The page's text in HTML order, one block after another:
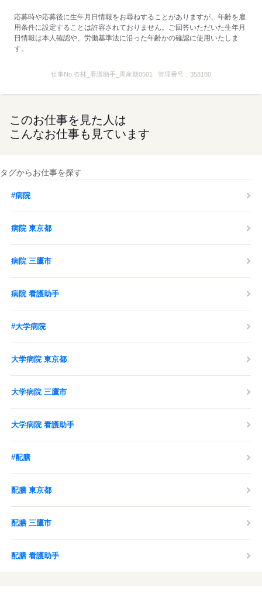
応募時や応募後に生年月日情報をお尋ねすることがありますが、年齢を雇
用条件に設定することは許容されておりません。ご回答いただいた生年月
日情報は本人確認や、労働基準法に沿った年齢かの確認に使用いたしま
す。
仕事No. 杏林_看護助手_周産期0501 管理番号：358180
このお仕事を見た人は
こんなお仕事も見ています
タグからお仕事を探す
#病院
病院 東京都
病院 三鷹市
病院 看護助手
#大学病院
大学病院 東京都
大学病院 三鷹市
大学病院 看護助手
#配膳
配膳 東京都
配膳 三鷹市
配膳 看護助手